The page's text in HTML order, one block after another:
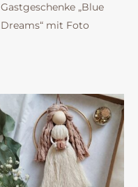
Gastgeschenke „Blue
Dreams“ mit Foto